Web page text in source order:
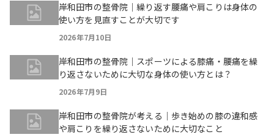
岸和田市の整骨院｜繰り返す腰痛や肩こりは身体の
使い方を見直すことが大切です
2026年7月10日
岸和田市の整骨院｜スポーツによる膝痛・腰痛を繰
り返さないために大切な身体の使い方とは？
2026年7月9日
岸和田市の整骨院が考える｜歩き始めの膝の違和感
や肩こりを繰り返さないために大切なこと